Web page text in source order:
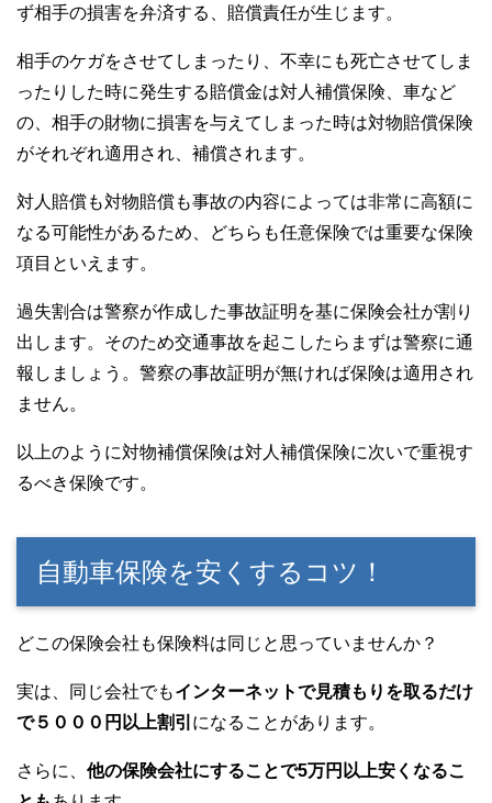
ず相手の損害を弁済する、賠償責任が生じます。
相手のケガをさせてしまったり、不幸にも死亡させてしま
ったりした時に発生する賠償金は対人補償保険、車など
の、相手の財物に損害を与えてしまった時は対物賠償保険
がそれぞれ適用され、補償されます。
対人賠償も対物賠償も事故の内容によっては非常に高額に
なる可能性があるため、どちらも任意保険では重要な保険
項目といえます。
過失割合は警察が作成した事故証明を基に保険会社が割り
出します。そのため交通事故を起こしたらまずは警察に通
報しましょう。警察の事故証明が無ければ保険は適用され
ません。
以上のように対物補償保険は対人補償保険に次いで重視す
るべき保険です。
自動車保険を安くするコツ！
どこの保険会社も保険料は同じと思っていませんか？
実は、同じ会社でもインターネットで見積もりを取るだけ
で５０００円以上割引 になることがあります。
さらに、 他の保険会社にすることで5万円以上安くなるこ